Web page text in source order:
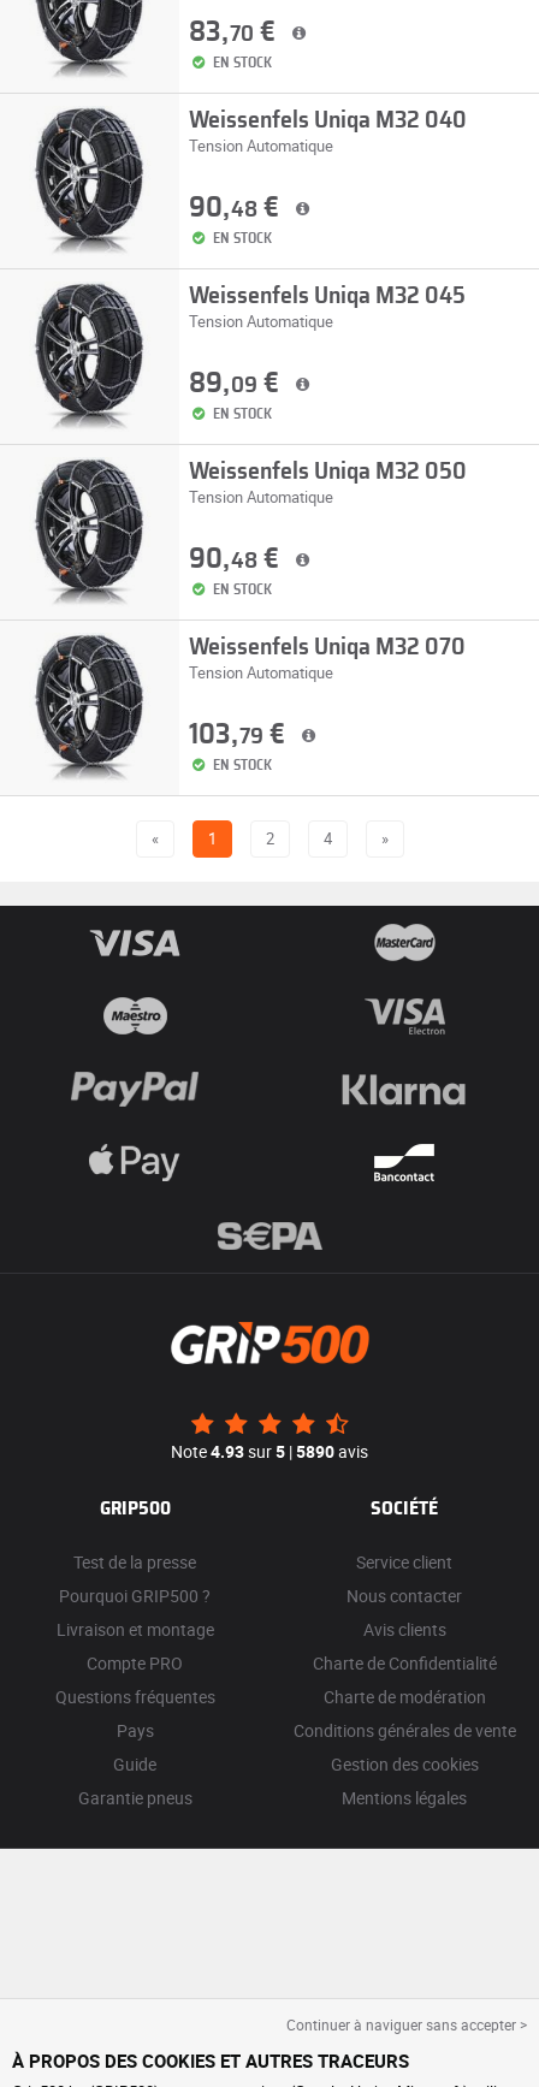
83,70 €
EN STOCK
Weissenfels Uniqa M32 040
Tension Automatique
90,48€
EN STOCK
Weissenfels Uniqa M32 045
Tension Automatique
89,09 €
EN STOCK
Weissenfels Uniqa M32 050
Tension Automatique
90,48€
EN STOCK
Weissenfels Uniqa M32 070
Tension Automatique
103,79 €
EN STOCK
« 1 2 4 »
Note4.93sur5 |5890avis
GRIP500
Test de la presse
Pourquoi GRIP500 ?
Livraison et montage
Compte PRO
Questions fréquentes
Pays
Guide
Garantie pneus
SOCIÉTÉ
Service client
Nous contacter
Avis clients
Charte de Confidentialité
Charte de modération
Conditions générales de vente
Gestion des cookies
Mentions légales
Continuer à naviguer sans accepter >
À PROPOS DES COOKIES ET AUTRES TRACEURS